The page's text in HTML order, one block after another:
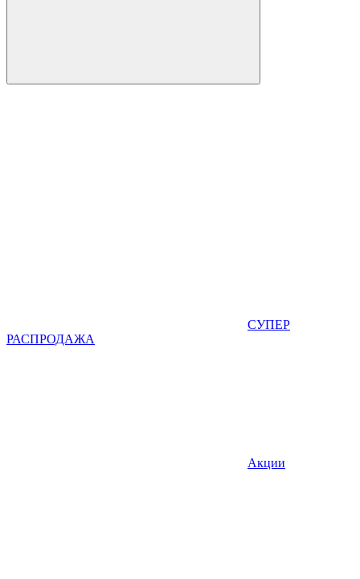
СУПЕР
РАСПРОДАЖА
Акции